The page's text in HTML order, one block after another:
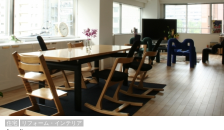
住宅 リフォーム・インテリア